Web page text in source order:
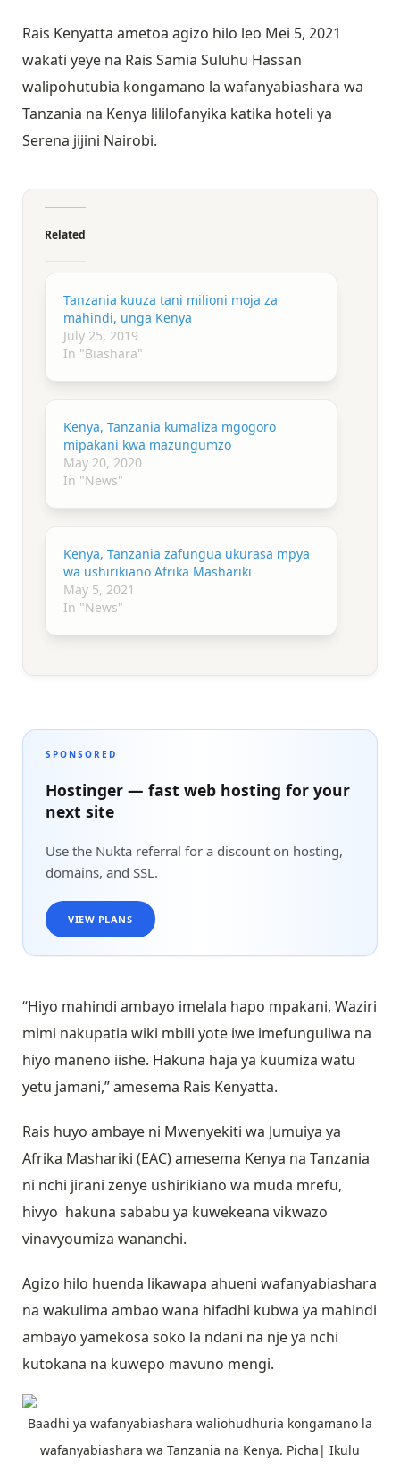
Rais Kenyatta ametoa agizo hilo leo Mei 5, 2021
wakati yeye na Rais Samia Suluhu Hassan
walipohutubia kongamano la wafanyabiashara wa
Tanzania na Kenya lililofanyika katika hoteli ya
Serena jijini Nairobi.
Related
Tanzania kuuza tani milioni moja za
mahindi, unga Kenya
July 25, 2019
In "Biashara"
Kenya, Tanzania kumaliza mgogoro
mipakani kwa mazungumzo
May 20, 2020
In "News"
Kenya, Tanzania zafungua ukurasa mpya
wa ushirikiano Afrika Mashariki
May 5, 2021
In "News"
SPONSORED
Hostinger — fast web hosting for your
next site
Use the Nukta referral for a discount on hosting,
domains, and SSL.
VIEW PLANS
“Hiyo mahindi ambayo imelala hapo mpakani, Waziri
mimi nakupatia wiki mbili yote iwe imefunguliwa na
hiyo maneno iishe. Hakuna haja ya kuumiza watu
yetu jamani,” amesema Rais Kenyatta.
Rais huyo ambaye ni Mwenyekiti wa Jumuiya ya
Afrika Mashariki (EAC) amesema Kenya na Tanzania
ni nchi jirani zenye ushirikiano wa muda mrefu,
hivyo hakuna sababu ya kuwekeana vikwazo
vinavyoumiza wananchi.
Agizo hilo huenda likawapa ahueni wafanyabiashara
na wakulima ambao wana hifadhi kubwa ya mahindi
ambayo yamekosa soko la ndani na nje ya nchi
kutokana na kuwepo mavuno mengi.
Baadhi ya wafanyabiashara waliohudhuria kongamano la
wafanyabiashara wa Tanzania na Kenya. Picha| Ikulu